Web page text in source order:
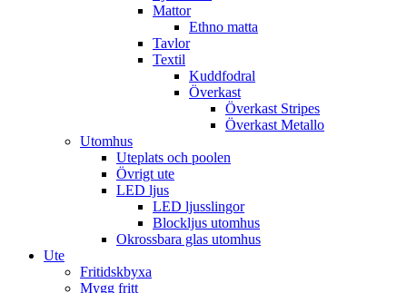
Mattor
Ethno matta
Tavlor
Textil
Kuddfodral
Överkast
Överkast Stripes
Överkast Metallo
Utomhus
Uteplats och poolen
Övrigt ute
LED ljus
LED ljusslingor
Blockljus utomhus
Okrossbara glas utomhus
Ute
Fritidskbyxa
Mygg fritt